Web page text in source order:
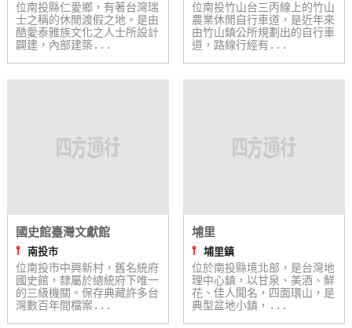
位南投縣仁愛鄉，有著台灣瑞
士之稱的休閒渡假之地。是由
酷愛泰雅族文化之人士所設計
闢建，內部建築...
位南投竹山台三丙線上的竹山
農業休閒自行車道，是近年來
由竹山鎮公所規劃出的自行車
道，路線行經有...
國史館臺灣文獻館
⫯ 南投市
位南投市中興新村，舊名統府
國史館，隸屬於總統府下唯一
的三級機關。保存典藏許多台
灣數百年間檔案...
埔里
⫯ 埔里鎮
位於南投縣境北部，是台灣地
理中心鎮，以甘泉、美酒、鮮
花、佳人聞名，四面環山，是
典型盆地小鎮，...